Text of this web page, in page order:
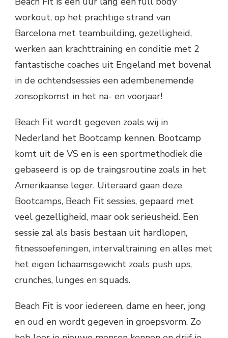
workout, op het prachtige strand van
Barcelona met teambuilding, gezelligheid,
werken aan krachttraining en conditie met 2
fantastische coaches uit Engeland met bovenal
in de ochtendsessies een adembenemende
zonsopkomst in het na- en voorjaar!
Beach Fit wordt gegeven zoals wij in
Nederland het Bootcamp kennen. Bootcamp
komt uit de VS en is een sportmethodiek die
gebaseerd is op de traingsroutine zoals in het
Amerikaanse leger. Uiteraard gaan deze
Bootcamps, Beach Fit sessies, gepaard met
veel gezelligheid, maar ook serieusheid. Een
sessie zal als basis bestaan uit hardlopen,
fitnessoefeningen, intervaltraining en alles met
het eigen lichaamsgewicht zoals push ups,
crunches, lunges en squads.
Beach Fit is voor iedereen, dame en heer, jong
en oud en wordt gegeven in groepsvorm. Zo